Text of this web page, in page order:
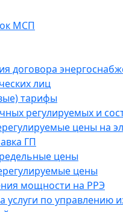
МСП
договора
лиц
тарифы
регулируемых и
цены на
ГП
цены
цены
мощности на РРЭ
услуги по